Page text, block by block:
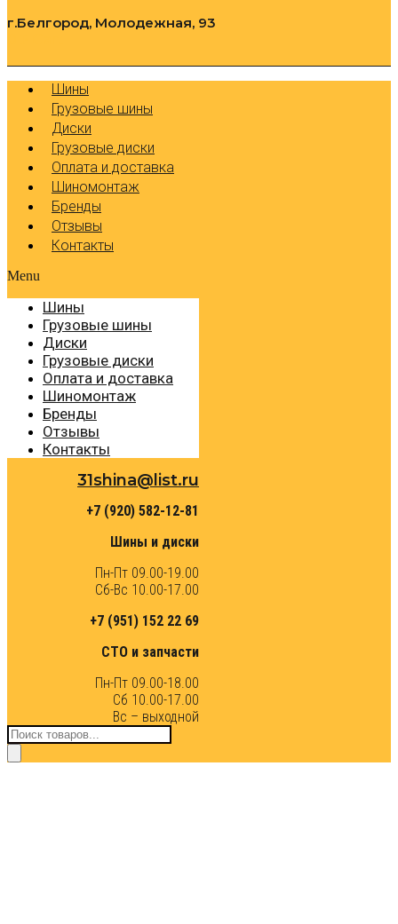
г.Белгород, Молодежная, 93
Шины
Грузовые шины
Диски
Грузовые диски
Оплата и доставка
Шиномонтаж
Бренды
Отзывы
Контакты
Menu
Шины
Грузовые шины
Диски
Грузовые диски
Оплата и доставка
Шиномонтаж
Бренды
Отзывы
Контакты
31shina@list.ru
+7 (920) 582-12-81
Шины и диски
Пн-Пт 09.00-19.00
Сб-Вс 10.00-17.00
+7 (951) 152 22 69
СТО и запчасти
Пн-Пт 09.00-18.00
Сб 10.00-17.00
Вс – выходной
Поиск
товаров